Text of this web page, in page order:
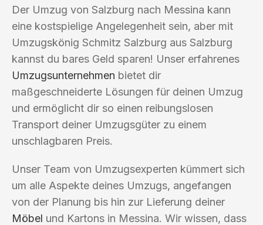
Der Umzug von Salzburg nach Messina kann
eine kostspielige Angelegenheit sein, aber mit
Umzugskönig Schmitz Salzburg aus Salzburg
kannst du bares Geld sparen! Unser erfahrenes
Umzugsunternehmen bietet dir
maßgeschneiderte Lösungen für deinen Umzug
und ermöglicht dir so einen reibungslosen
Transport deiner Umzugsgüter zu einem
unschlagbaren Preis.
Unser Team von Umzugsexperten kümmert sich
um alle Aspekte deines Umzugs, angefangen
von der Planung bis hin zur Lieferung deiner
Möbel und Kartons in Messina. Wir wissen, dass